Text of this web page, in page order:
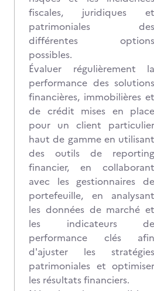
fiscales, juridiques et
patrimoniales des
différentes options
possibles.
Évaluer régulièrement la
performance des solutions
financières, immobilières et
de crédit mises en place
pour un client particulier
haut de gamme en utilisant
des outils de reporting
financier, en collaborant
avec les gestionnaires de
portefeuille, en analysant
les données de marché et
les indicateurs de
performance clés afin
d'ajuster les stratégies
patrimoniales et optimiser
les résultats financiers.